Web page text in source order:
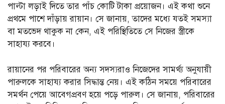
পাল্টা লড়াই দিতে তার পাঁচ কোটি টাকা প্রয়োজন। এই কথা শুনে
প্রথমে পাশে দাঁড়ায় রায়ান। সে জানায়, তাদের মধ্যে যতই সমস্যা
বা মতভেদ থাকুক না কেন, এই পরিস্থিতিতে সে নিজের স্ত্রীকে
সাহায্য করবে।
রায়ানের পর পরিবারের অন্য সদস্যরাও নিজেদের সামর্থ্য অনুযায়ী
পারুলকে সাহায্য করার সিদ্ধান্ত নেয়। এই কঠিন সময়ে পরিবারের
সমর্থন পেয়ে আবেগপ্রবণ হয়ে পড়ে পারুল। সে জানায়, পরিবারের